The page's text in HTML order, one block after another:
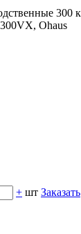
+ шт Заказать